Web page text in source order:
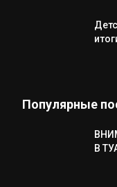
Популярные
В